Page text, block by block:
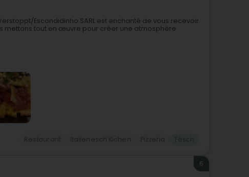
Escondidinho SARL est enchanté de vous recevoir
mettons tout en œuvre pour créer une atmosphère
6